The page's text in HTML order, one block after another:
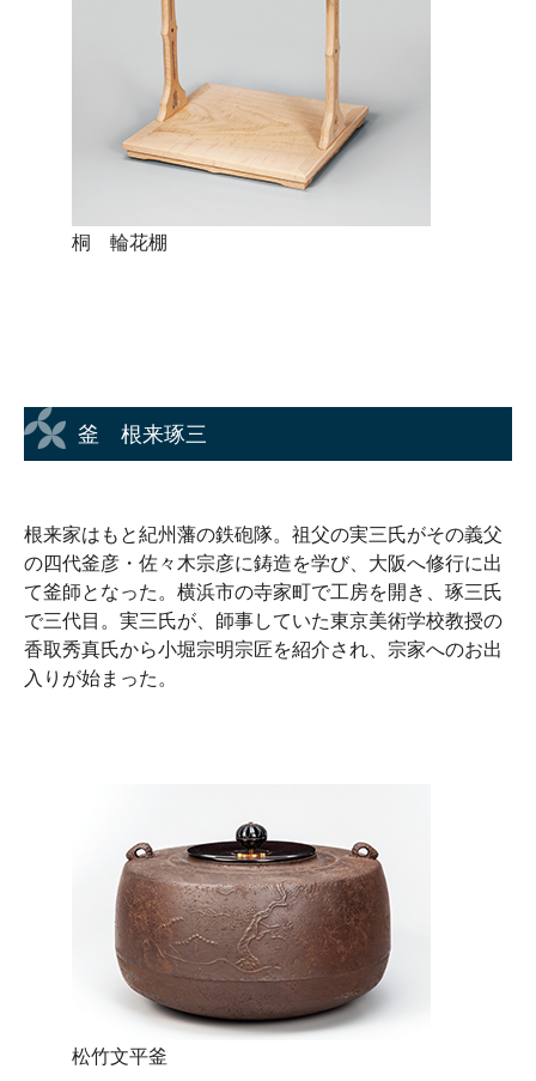
桐 輪花棚
釜 根来琢三
根来家はもと紀州藩の鉄砲隊。祖父の実三氏がその義父
の四代釜彦・佐々木宗彦に鋳造を学び、大阪へ修行に出
て釜師となった。横浜市の寺家町で工房を開き、琢三氏
で三代目。実三氏が、師事していた東京美術学校教授の
香取秀真氏から小堀宗明宗匠を紹介され、宗家へのお出
入りが始まった。
松竹文平釜